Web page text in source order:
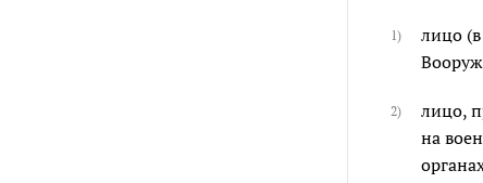
1)
лицо
2)
лицо,
на